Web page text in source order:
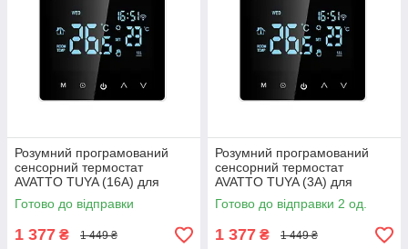
Розумний програмований
сенсорний термостат
AVATTO TUYA (16A) для
теплої підлоги з WIFI
управлінням
Готово до відправки
1 377 ₴ 1 449 ₴
Розумний програмований
сенсорний термостат
AVATTO TUYA (3A) для
газових котлів з WIFI
управлінням
Готово до відправки 2 од.
1 377 ₴ 1 449 ₴